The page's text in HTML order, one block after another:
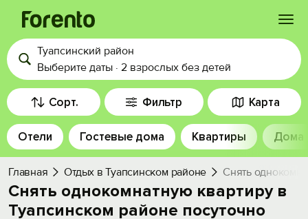
Войти
Избранное
История просмотра
Добавить свой объект
Туапсинский район
Выберите даты · 2 взрослых без детей
Сорт. Фильтр Карта
Отели Гостевые дома Квартиры Дома
Главная Отдых в Туапсинском районе Снять
Снять однокомнатную квартиру в
Туапсинском районе посуточно